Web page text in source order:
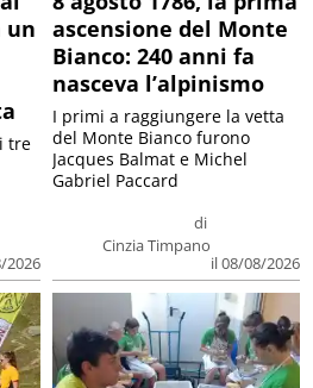
un
2026
tre
ascensione del Monte
Bianco: 240 anni fa
nasceva l’alpinismo
di
Cinzia Timpano
il 08/08/2026
I primi a raggiungere la vetta
del Monte Bianco furono
Jacques Balmat e Michel
Gabriel Paccard